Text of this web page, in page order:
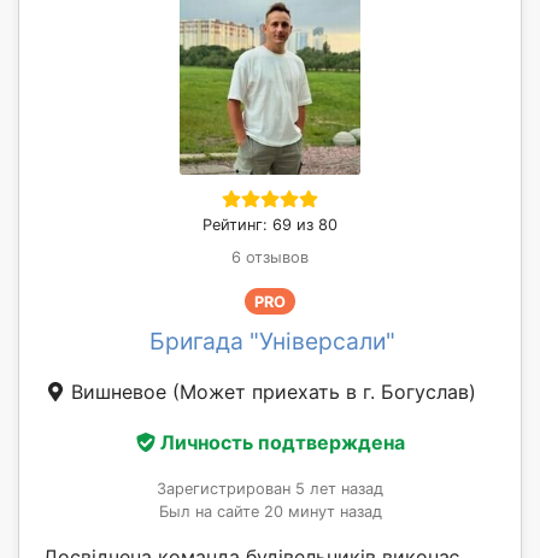
Рейтинг: 69 из 80
6 отзывов
PRO
Бригада "Універсали"
Вишневое (Может приехать в г. Богуслав)
Личность подтверждена
Зарегистрирован 5 лет назад
Был на сайте 20 минут назад